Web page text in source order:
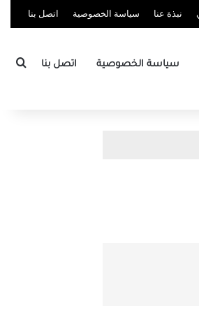
نبذة عنا سياسة الخصوصية اتصل بنا
سياسة الخصوصية اتصل بنا